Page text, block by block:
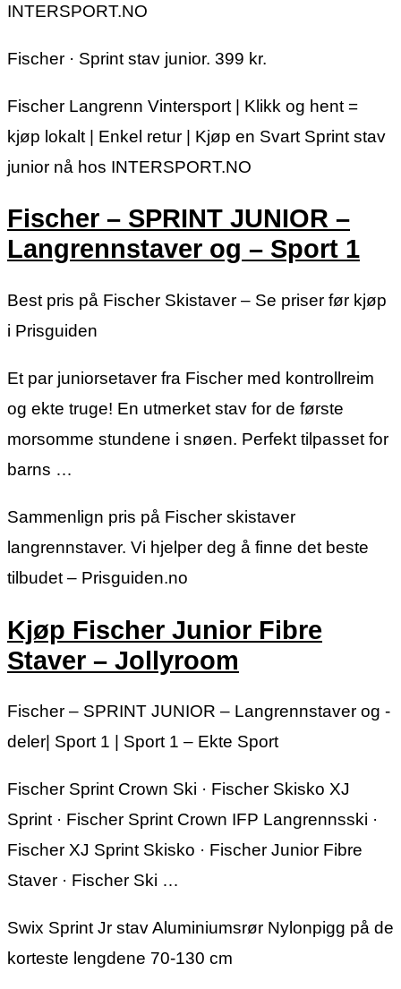
INTERSPORT.NO
Fischer · Sprint stav junior. 399 kr.
Fischer Langrenn Vintersport | Klikk og hent =
kjøp lokalt | Enkel retur | Kjøp en Svart Sprint stav
junior nå hos INTERSPORT.NO
Fischer – SPRINT JUNIOR –
Langrennstaver og – Sport 1
Best pris på Fischer Skistaver – Se priser før kjøp
i Prisguiden
Et par juniorsetaver fra Fischer med kontrollreim
og ekte truge! En utmerket stav for de første
morsomme stundene i snøen. Perfekt tilpasset for
barns …
Sammenlign pris på Fischer skistaver
langrennstaver. Vi hjelper deg å finne det beste
tilbudet – Prisguiden.no
Kjøp Fischer Junior Fibre
Staver – Jollyroom
Fischer – SPRINT JUNIOR – Langrennstaver og -
deler| Sport 1 | Sport 1 – Ekte Sport
Fischer Sprint Crown Ski · Fischer Skisko XJ
Sprint · Fischer Sprint Crown IFP Langrennsski ·
Fischer XJ Sprint Skisko · Fischer Junior Fibre
Staver · Fischer Ski …
Swix Sprint Jr stav Aluminiumsrør Nylonpigg på de
korteste lengdene 70-130 cm